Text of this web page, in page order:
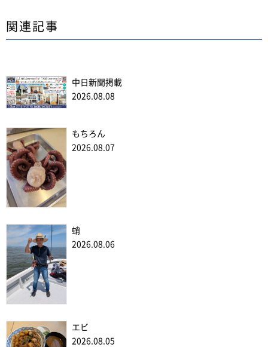
関連記事
中日新聞掲載
2026.08.08
もちろん
2026.08.07
蛸
2026.08.06
エビ
2026.08.05